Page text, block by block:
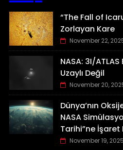
“The Fall of
Zorlayan Kare
November 22,
NASA: 3I/ATLAS
Uzaylı Değil
November 20,
Dünya’nın
NASA
Tarihi”ne İşaret
November 19, 2025